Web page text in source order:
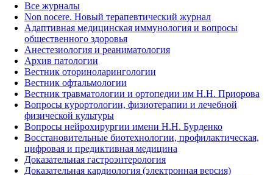
Все журналы
Non nocere. Новый терапевтический журнал
Адаптивная медицинская иммунология и вопросы
общественного здоровья
Анестезиология и реаниматология
Архив патологии
Вестник оториноларингологии
Вестник офтальмологии
Вестник травматологии и ортопедии им Н.Н. Приорова
Вопросы курортологии, физиотерапии и лечебной
физической культуры
Вопросы нейрохирургии имени Н.Н. Бурденко
Восстановительные биотехнологии, профилактическая,
цифровая и предиктивная медицина
Доказательная гастроэнтерология
Доказательная кардиология (электронная версия)